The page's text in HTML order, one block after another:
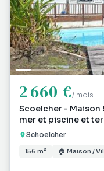
2 660 €/ mois
Scoelcher - Maison
mer et piscine et
Schoelcher
156 m² 🏠 Maison /